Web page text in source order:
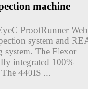
machine
ProofRunner Web
system and
The Flexor
integrated 100%
440IS ...